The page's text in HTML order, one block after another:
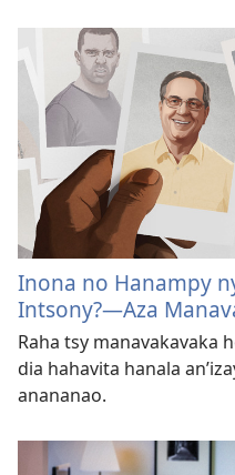
Inona no Hanampy
Intsony?​—Aza
Raha tsy manavakavaka
dia hahavita hanala
anananao.